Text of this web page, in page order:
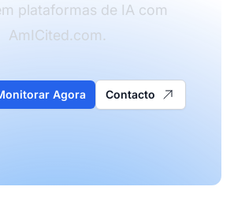
plataformas de IA com
AmICited.com.
Agora Contacto